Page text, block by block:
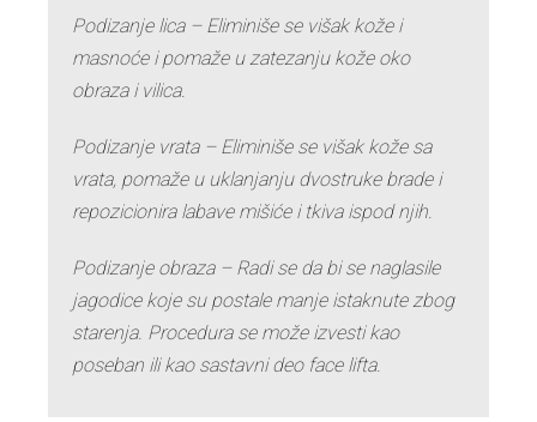
Podizanje lica – Eliminiše se višak kože i
masnoće i pomaže u zatezanju kože oko
obraza i vilica.
Podizanje vrata – Eliminiše se višak kože sa
vrata, pomaže u uklanjanju dvostruke brade i
repozicionira labave mišiće i tkiva ispod njih.
Podizanje obraza – Radi se da bi se naglasile
jagodice koje su postale manje istaknute zbog
starenja. Procedura se može izvesti kao
poseban ili kao sastavni deo face lifta.